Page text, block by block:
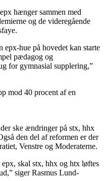
hænger sammen med
og de videregående
hue på hovedet kan starte
pædagog og
for gymnasial supplering,”
mod 40 procent af en
ske ændringer på stx, hhx
den del af reformen er der
Venstre og Moderaterne.
skal stx, hhx og htx løftes
siger Rasmus Lund-